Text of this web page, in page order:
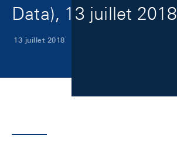
Data), 13 juillet 2018
13 juillet 2018